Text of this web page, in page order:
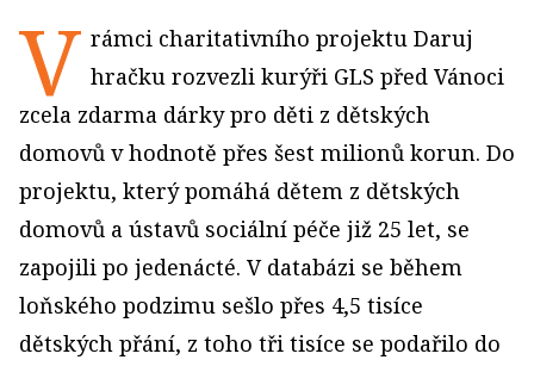
V rámci charitativního projektu Daruj
hračku rozvezli kurýři GLS před Vánoci
zcela zdarma dárky pro děti z dětských
domovů v hodnotě přes šest milionů korun. Do
projektu, který pomáhá dětem z dětských
domovů a ústavů sociální péče již 25 let, se
zapojili po jedenácté. V databázi se během
loňského podzimu sešlo přes 4,5 tisíce
dětských přání, z toho tři tisíce se podařilo do